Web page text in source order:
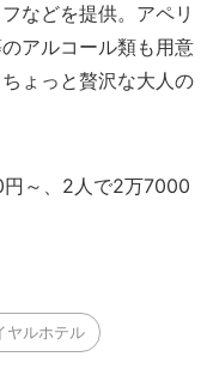
などを提供。アペリ
アルコール類も用意
ょっと贅沢な大人の
～、2人で2万7000
ヤルホテル